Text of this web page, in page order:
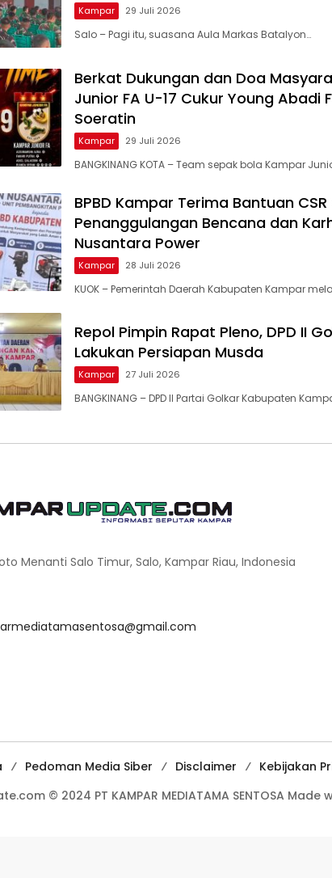
Kampar 29 Juli 2026
Salo – Pagi itu, suasana Aula Markas Batalyon…
Berkat Dukungan dan Doa
Junior FA U-17 Cukur Young Abadi
Soeratin
Kampar 29 Juli 2026
BANGKINANG KOTA – Team sepak bola Kampar
BPBD Kampar Terima Bantuan
Penanggulangan Bencana dan
Nusantara Power
Kampar 28 Juli 2026
KUOK – Pemerintah Daerah Kabupaten Kampar
Repol Pimpin Rapat Pleno, DPD II
Lakukan Persiapan Musda
Kampar 27 Juli 2026
BANGKINANG – DPD II Partai Golkar Kabupaten
Menanti Salo Timur, Salo, Kampar Riau, Indonesia
Pedoman Media Siber Disclaimer Kebijakan
© 2024 PT KAMPAR MEDIATAMA SENTOSA Made